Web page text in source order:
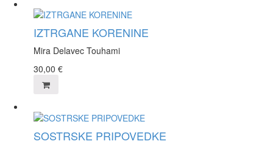
IZTRGANE KORENINE
Mira Delavec Touhami
30,00 €
SOSTRSKE PRIPOVEDKE